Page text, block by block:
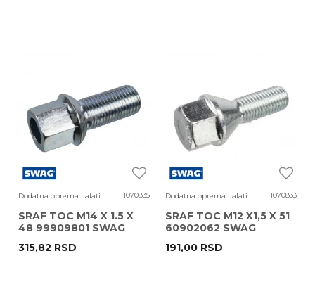
Dodatna oprema i alati 1070835
SRAF TOC M14 X 1.5 X
48 99909801 SWAG
315,82 RSD
Dodatna oprema i alati 1070833
SRAF TOC M12 X1,5 X 51
60902062 SWAG
191,00 RSD